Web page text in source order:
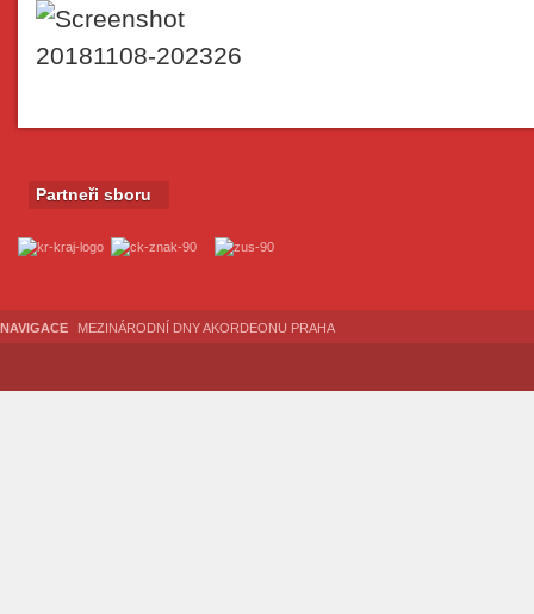
Partneři sboru
NAVIGACE MEZINÁRODNÍ DNY AKORDEONU PRAHA